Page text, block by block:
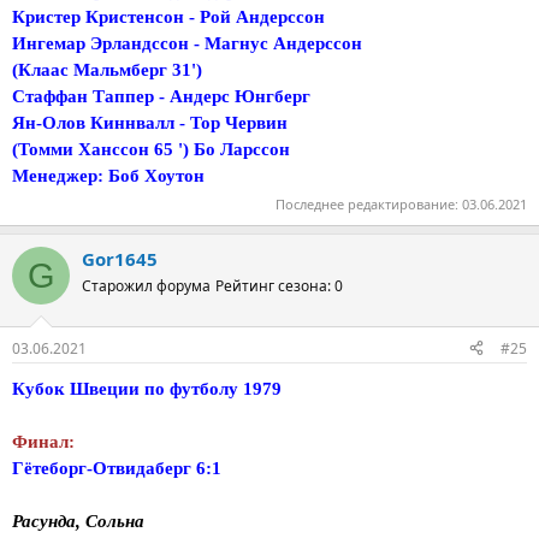
Кристер Кристенсон - Рой Андерссон
Ингемар Эрландссон - Магнус Андерссон
(Клаас Мальмберг 31')
Стаффан Таппер - Андерс Юнгберг
Ян-Олов Киннвалл - Тор Червин
(Томми Ханссон 65 ') Бо Ларссон
Менеджер: Боб Хоутон
Последнее редактирование: 03.06.2021
G Gor1645
Старожил форума Рейтинг сезона: 0
03.06.2021 #25
Кубок Швеции по футболу 1979
Финал:
Гётеборг-Отвидаберг 6:1
Расунда, Сольна